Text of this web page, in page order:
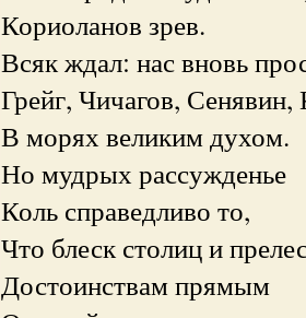
Кориоланов зрев.
Всяк ждал: нас вновь
Грейг, Чичагов,
В морях великим духом.
Но мудрых рассужденье
Коль справедливо то,
Что блеск столиц и
Достоинствам прямым